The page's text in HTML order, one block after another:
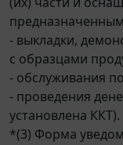
- выкладки,
с образцами
- обслуживания
- проведения
установлена ККТ).
*(3) Форма